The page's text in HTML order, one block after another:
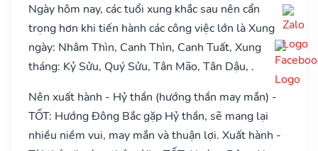
Ngày hôm nay, các tuổi xung khắc sau nên cẩn
trọng hơn khi tiến hành các công việc lớn là Xung
ngày: Nhâm Thìn, Canh Thìn, Canh Tuất, Xung
tháng: Kỷ Sửu, Quý Sửu, Tân Mão, Tân Dậu, .
Nên xuất hành - Hỷ thần (hướng thần may mắn) -
TỐT: Hướng Đông Bắc gặp Hỷ thần, sẽ mang lại
nhiều niềm vui, may mắn và thuận lợi. Xuất hành -